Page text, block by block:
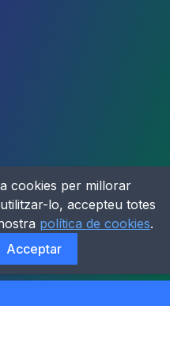
cookies per millorar
lo, accepteu totes
política de cookies.
Acceptar